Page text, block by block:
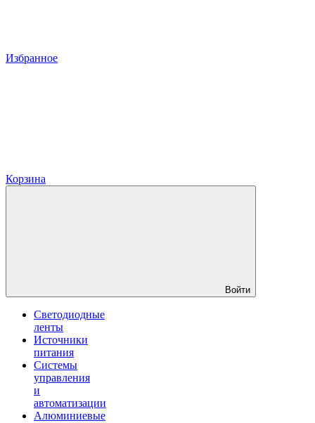
Избранное
Корзина
Войти
Светодиодные
ленты
Источники
питания
Системы
управления
и
автоматизации
Алюминиевые